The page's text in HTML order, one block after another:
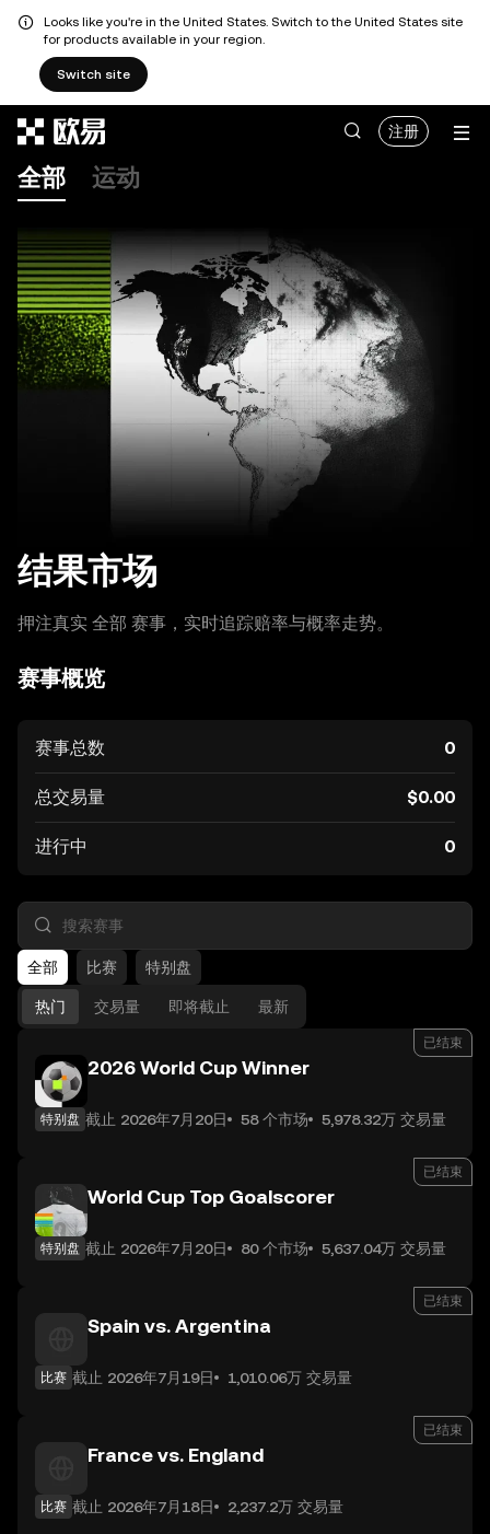
Looks like you're in the United States. Switch to the United States site
for products available in your region.
Switch site
注册
全部 运动
结果市场
押注真实 全部 赛事，实时追踪赔率与概率走势。
全部 比赛 特别盘
热门 交易量 即将截止 最新
已结束
2026 World Cup Winner
特别盘 截止 2026年7月20日 58 个市场 5,978.32万 交易量
已结束
World Cup Top Goalscorer
特别盘 截止 2026年7月20日 80 个市场 5,637.04万 交易量
已结束
Spain vs. Argentina
比赛 截止 2026年7月19日 1,010.06万 交易量
已结束
France vs. England
比赛 截止 2026年7月18日 2,237.2万 交易量
赛事概览
赛事总数 0
总交易量 $0.00
进行中 0